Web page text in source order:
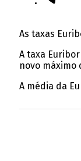
As taxas
A taxa
novo máximo
A média da